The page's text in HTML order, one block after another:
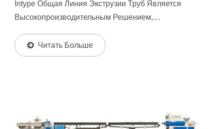
Intype Общая Линия Экструзии Труб Является
Высокопроизводительным Решением,
Читать Больше